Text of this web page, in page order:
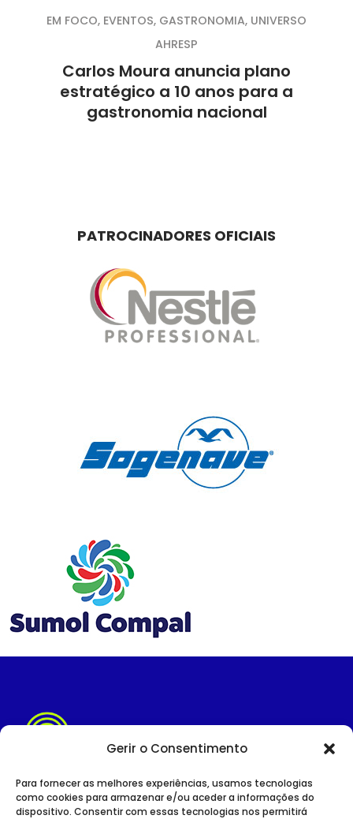
Gerir o Consentimento
Para fornecer as melhores experiências, usamos tecnologias
como cookies para armazenar e/ou aceder a informações do
dispositivo. Consentir com essas tecnologias nos permitirá
Carlos Moura anuncia plano
estratégico a 10 anos para a
gastronomia nacional
EM FOCO, EVENTOS, GASTRONOMIA, UNIVERSO
AHRESP
PATROCINADORES OFICIAIS